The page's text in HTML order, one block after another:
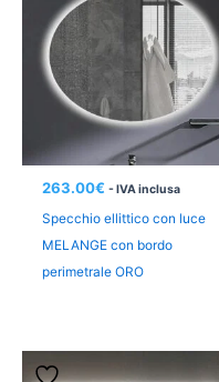
263.00€ - IVA inclusa
Specchio ellittico con luce
MELANGE con bordo
perimetrale ORO